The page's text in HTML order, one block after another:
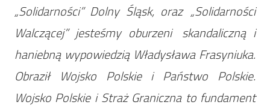
„Solidarności” Dolny Śląsk, oraz „Solidarności
Walczącej” jesteśmy oburzeni skandaliczną i
haniebną wypowiedzią Władysława Frasyniuka.
Obraził Wojsko Polskie i Państwo Polskie.
Wojsko Polskie i Straż Graniczna to fundament